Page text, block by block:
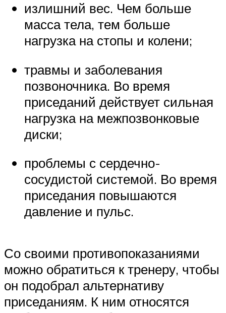
излишний вес. Чем больше
масса тела, тем больше
нагрузка на стопы и колени;
травмы и заболевания
позвоночника. Во время
приседаний действует сильная
нагрузка на межпозвонковые
диски;
проблемы с сердечно-
сосудистой системой. Во время
приседания повышаются
давление и пульс.
Со своими противопоказаниями
можно обратиться к тренеру, чтобы
он подобрал альтернативу
приседаниям. К ним относятся